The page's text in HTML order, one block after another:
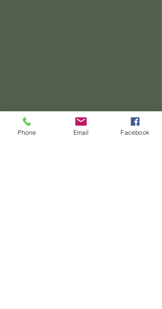
Phone Email Facebook